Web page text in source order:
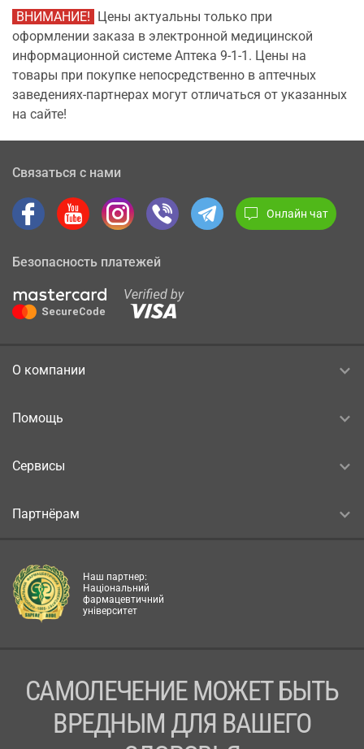
ВНИМАНИЕ! Цены актуальны только при
оформлении заказа в электронной медицинской
информационной системе Аптека 9-1-1. Цены на
товары при покупке непосредственно в аптечных
заведениях-партнерах могут отличаться от указанных
на сайте!
Связаться с нами
Онлайн чат
Безопасность платежей
О компании
Помощь
Сервисы
Партнёрам
Наш партнер:
Національний
фармацевтичний
університет
САМОЛЕЧЕНИЕ МОЖЕТ БЫТЬ
ВРЕДНЫМ ДЛЯ ВАШЕГО